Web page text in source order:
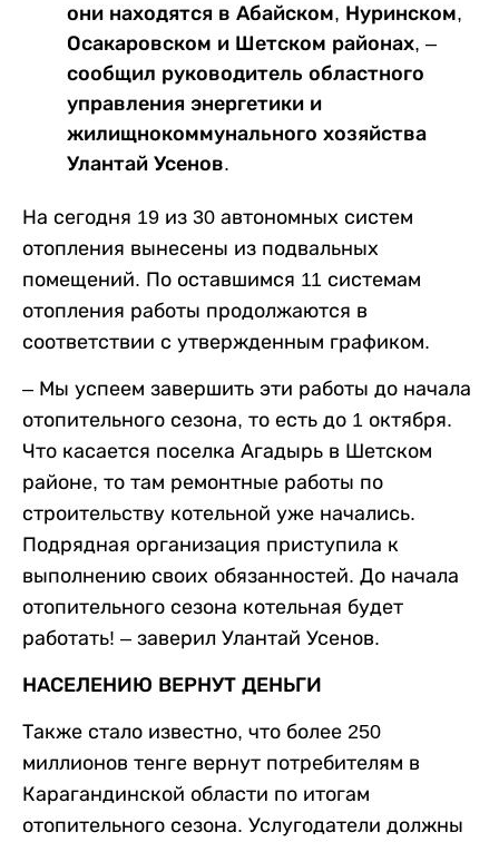
они находятся в Абайском, Нуринском,
Осакаровском и Шетском районах, –
сообщил руководитель областного
управления энергетики и
жилищнокоммунального хозяйства
Улантай Усенов.
На сегодня 19 из 30 автономных систем
отопления вынесены из подвальных
помещений. По оставшимся 11 системам
отопления работы продолжаются в
соответствии с утвержденным графиком.
– Мы успеем завершить эти работы до начала
отопительного сезона, то есть до 1 октября.
Что касается поселка Агадырь в Шетском
районе, то там ремонтные работы по
строительству котельной уже начались.
Подрядная организация приступила к
выполнению своих обязанностей. До начала
отопительного сезона котельная будет
работать! – заверил Улантай Усенов.
НАСЕЛЕНИЮ ВЕРНУТ ДЕНЬГИ
Также стало известно, что более 250
миллионов тенге вернут потребителям в
Карагандинской области по итогам
отопительного сезона. Услугодатели должны